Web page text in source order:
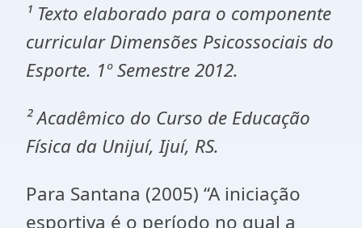
¹ Texto elaborado para o componente
curricular Dimensões Psicossociais do
Esporte. 1º Semestre 2012.
² Acadêmico do Curso de Educação
Física da Unijuí, Ijuí, RS.
Para Santana (2005) “A iniciação
esportiva é o período no qual a